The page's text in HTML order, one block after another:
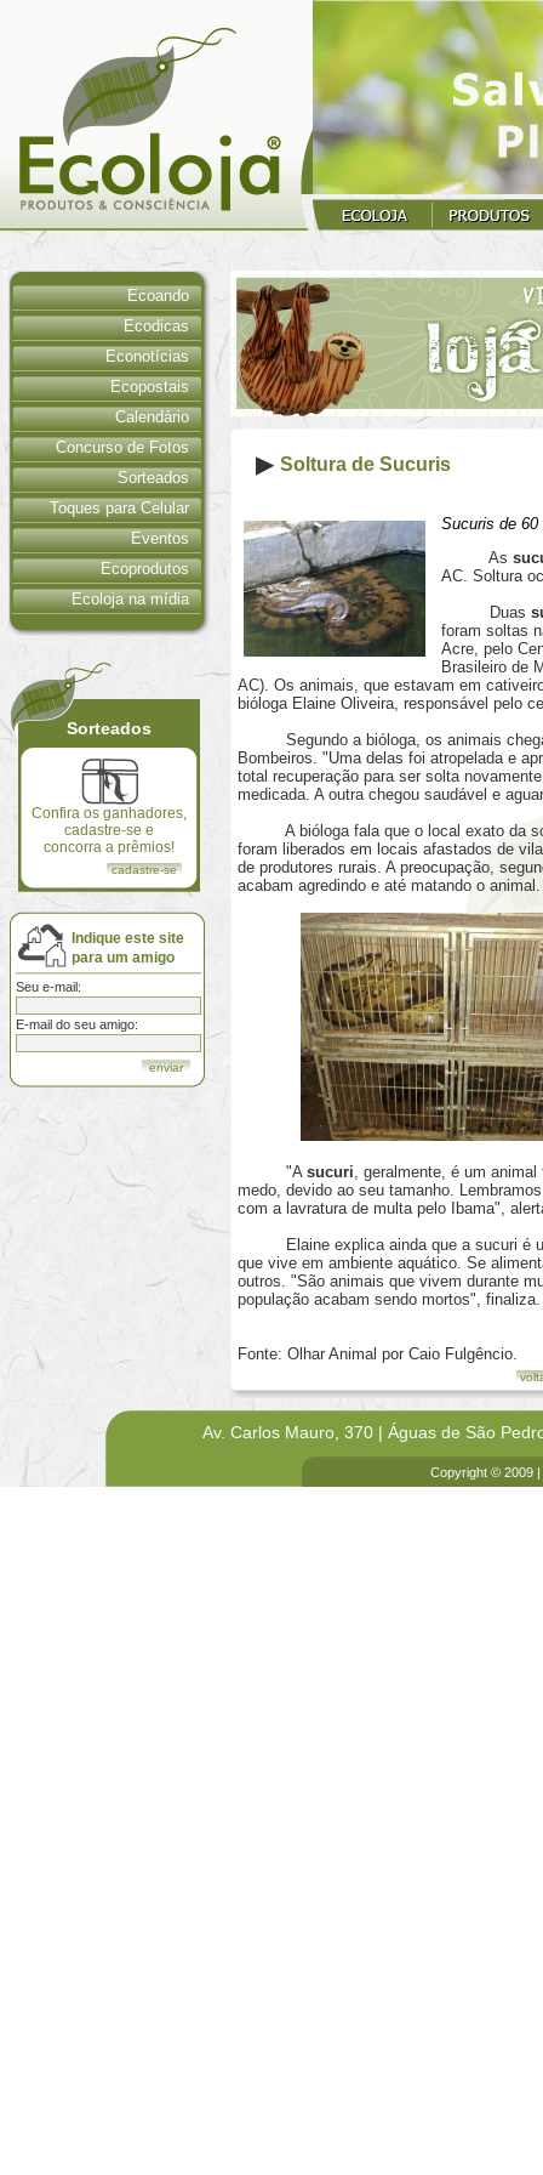
Ecoando
Ecodicas
Econotícias
Ecopostais
Calendário
Concurso de Fotos
Sorteados
Toques para Celular
Eventos
Ecoprodutos
Ecoloja na mídia
Sorteados
Confira os ganhadores,
cadastre-se e
concorra a prêmios!
cadastre-se
Indique este site
para um amigo
Seu e-mail:
E-mail do seu amigo:
Soltura de Sucuris
Sucuris de 60
As
AC. Soltura
Duas
foram soltas
Acre, pelo
Brasileiro de
AC). Os animais, que estavam em
bióloga Elaine Oliveira, responsável pelo
Segundo a bióloga, os animais
Bombeiros. "Uma delas foi atropelada e
total recuperação para ser solta
medicada. A outra chegou saudável e
A bióloga fala que o local exato da
foram liberados em locais afastados de
de produtores rurais. A preocupação,
acabam agredindo e até matando o animal.
"A sucuri, geralmente, é um
medo, devido ao seu tamanho.
com a lavratura de multa pelo Ibama",
Elaine explica ainda que a sucuri é
que vive em ambiente aquático. Se
outros. "São animais que vivem durante
população acabam sendo mortos", finaliza.
Fonte: Olhar Animal por Caio Fulgêncio.
Av. Carlos Mauro, 370 | Águas de São
Copyright © 2009